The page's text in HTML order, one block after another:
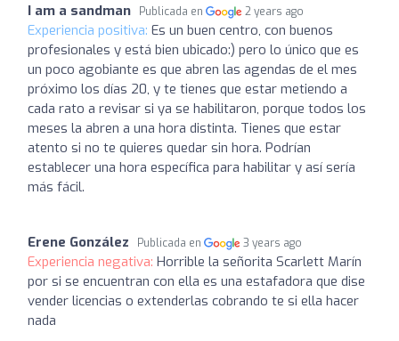
I am a sandman Publicada en 2 years ago
Experiencia positiva: Es un buen centro, con buenos
profesionales y está bien ubicado:) pero lo único que es
un poco agobiante es que abren las agendas de el mes
próximo los días 20, y te tienes que estar metiendo a
cada rato a revisar si ya se habilitaron, porque todos los
meses la abren a una hora distinta. Tienes que estar
atento si no te quieres quedar sin hora. Podrían
establecer una hora específica para habilitar y así sería
más fácil.
Erene González Publicada en 3 years ago
Experiencia negativa: Horrible la señorita Scarlett Marín
por si se encuentran con ella es una estafadora que dise
vender licencias o extenderlas cobrando te si ella hacer
nada